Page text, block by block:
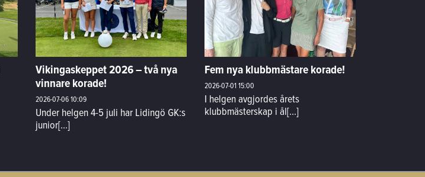
Vikingaskeppet 2026 – två nya
vinnare korade!
2026-07-0610:09
Under helgen 4-5 juli har Lidingö GK:s
junior[...]
Fem nya klubbmästare korade!
2026-07-0115:00
I helgen avgjordes årets
klubbmästerskap i ål[...]